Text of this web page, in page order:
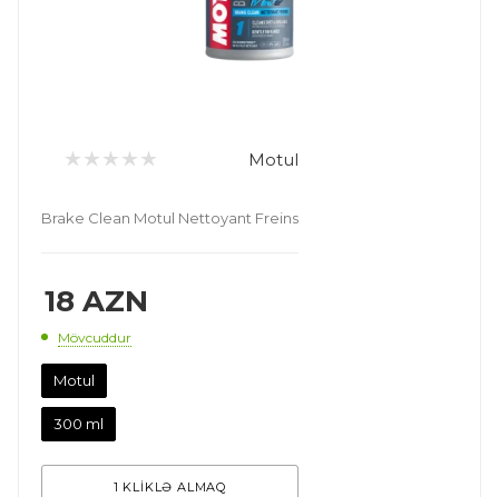
Motul
Brake Clean Motul Nettoyant Freins
18 AZN
Mövcuddur
Motul
300 ml
1 KLİKLƏ ALMAQ